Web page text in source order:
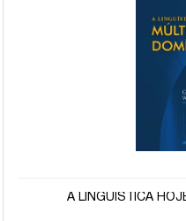
A LINGUÍSTICA